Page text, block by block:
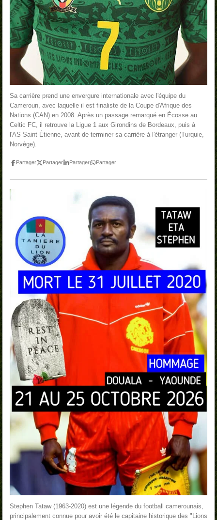
Sa carrière prend une envergure internationale avec l'équipe du
Cameroun, avec laquelle il est finaliste de la Coupe d'Afrique des
Nations (CAN) en 2008. Après un passage remarqué en Écosse au
Celtic FC, il retrouve la Ligue 1 aux Girondins de Bordeaux, puis à
l'AS Saint-Étienne, avant de terminer sa carrière à l'étranger (Turquie,
Norvège).
Partager Partager Partager Partager
Stephen Tataw (1963-2020) est une légende du football camerounais,
principalement connue pour avoir été le capitaine historique des "Lions